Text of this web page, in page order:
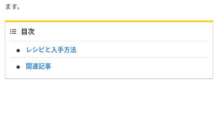
ます。
目次
レシピと入手方法
関連記事